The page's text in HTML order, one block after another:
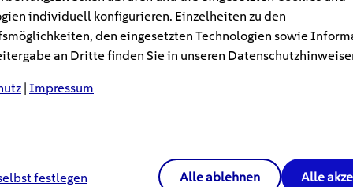
oder Modernisierung lohnt es sich,
den tatsächlichen Bedarf mit den baulichen
passende Lösungen zu finden. Umso wichtiger ist
einzubeziehen und gemeinsam tragfähige
individuell konfigurieren. Einzelheiten zu den
den eingesetzten Technologien sowie
an Dritte finden Sie in unseren
| Impressum
festlegen Alle ablehnen Alle